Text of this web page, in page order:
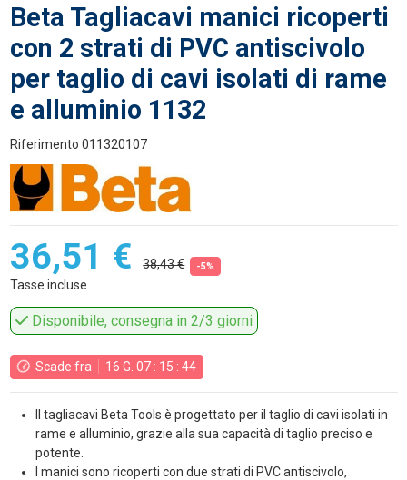
Beta Tagliacavi manici ricoperti
con 2 strati di PVC antiscivolo
per taglio di cavi isolati di rame
e alluminio 1132
Riferimento 011320107
36,51 € 38,43 € -5%
Tasse incluse
Disponibile, consegna in 2/3 giorni
Scade fra 16 G. 07: 15 : 44
Il tagliacavi Beta Tools è progettato per il taglio di cavi isolati in
rame e alluminio, grazie alla sua capacità di taglio preciso e
potente.
I manici sono ricoperti con due strati di PVC antiscivolo,